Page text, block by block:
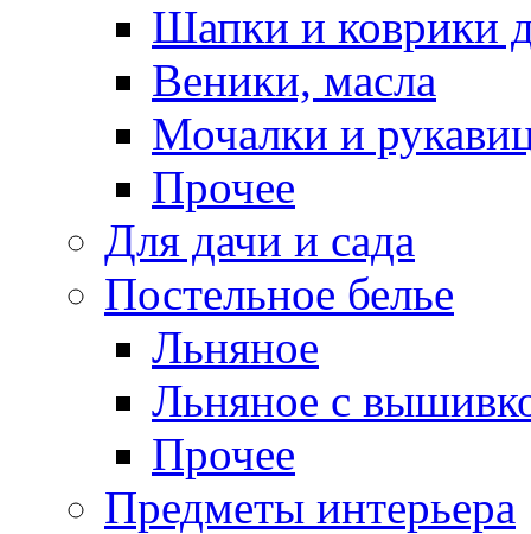
Шапки и коврики
Веники, масла
Мочалки и
Прочее
Для дачи и сада
Постельное белье
Льняное
Льняное с
Прочее
Предметы интерьера